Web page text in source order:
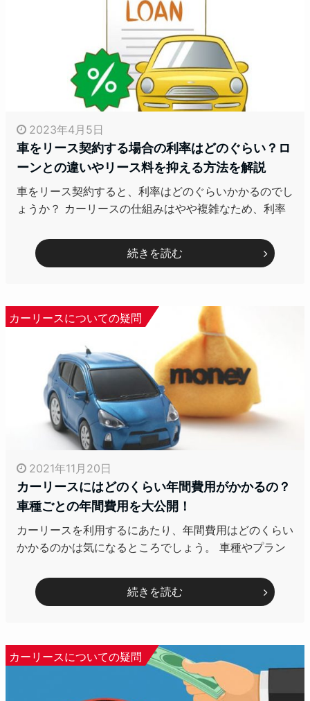
2023年4月5日
車をリース契約する場合の利率はどのぐらい？ロ
ーンとの違いやリース料を抑える方法を解説
車をリース契約すると、利率はどのぐらいかかるのでし
ょうか？ カーリースの仕組みはやや複雑なため、利率
続きを読む
カーリースについての疑問
2021年11月20日
カーリースにはどのくらい年間費用がかかるの？
車種ごとの年間費用を大公開！
カーリースを利用するにあたり、年間費用はどのくらい
かかるのかは気になるところでしょう。 車種やプラン
続きを読む
カーリースについての疑問